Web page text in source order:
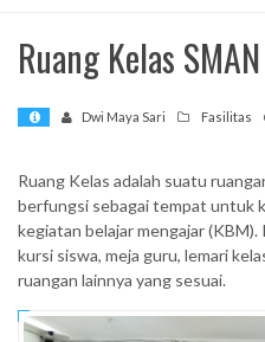
Ruang Kelas
Dwi Maya Sari Fasilitas
Ruang Kelas adalah suatu
berfungsi sebagai tempat untuk
kegiatan belajar mengajar
kursi siswa, meja guru, lemari
ruangan lainnya yang sesuai.